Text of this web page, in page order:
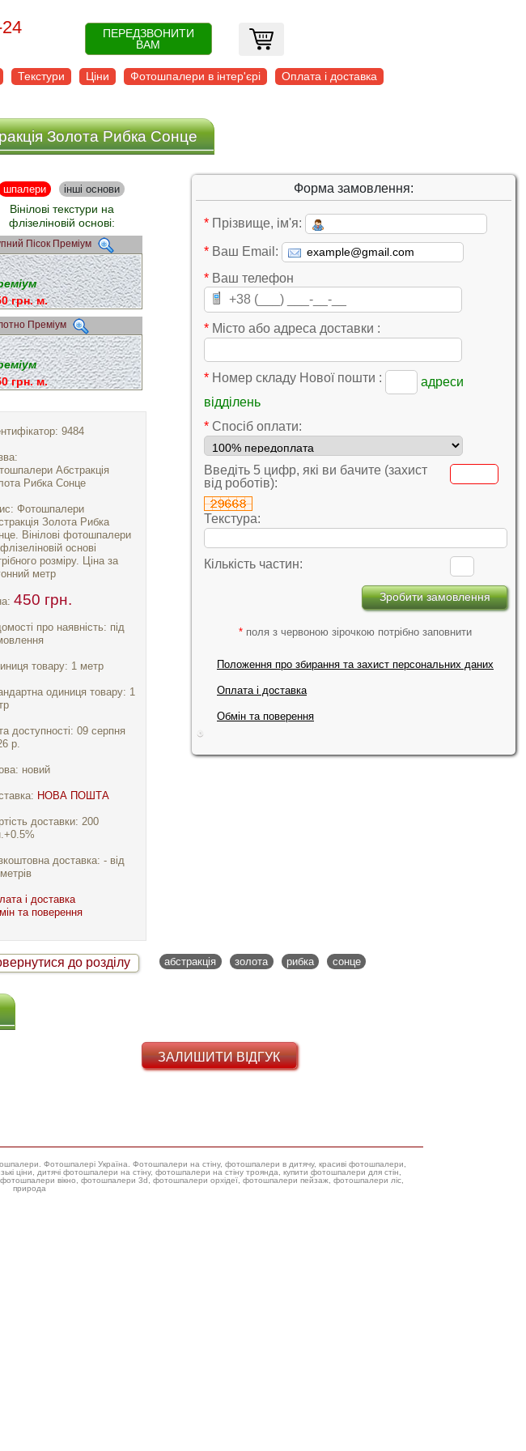
ПЕРЕДЗВОНИТИ
ВАМ
Текстури Ціни Фотошпалери в інтер'єрі
Оплата і доставка
Золота Рибка Сонце
шпалери інші основи
Вінілові текстури на
флізеліновій основі:
Пісок Преміум
грн. м.
Преміум
грн. м.
9484
Абстракція
Рибка Сонце
Фотошпалери
Золота Рибка
Вінілові фотошпалери
основі
розміру. Ціна за
метр
450 грн.
про наявність: під
товару: 1 метр
одиниця товару: 1
доступності: 09 серпня
р.
новий
НОВА ПОШТА
доставки: 200
доставка: - від
і доставка
та поверення
Форма замовлення:
* Прізвище, ім'я:
* Ваш Email:
* Ваш телефон
* Місто або адреса доставки :
* Номер складу Нової пошти :
адреси
відділень
* Cпосіб оплати:
Введіть 5 цифр, які ви бачите (захист
від роботів):
Текстура:
Кількість частин:
* поля з червоною зірочкою потрібно заповнити
Положення про збирання та захист персональних даних
Оплата і доставка
Обмін та поверення
до розділу абстракція золота рибка сонце
ЗАЛИШИТИ ВІДГУК
Фотошпалері Україна. Фотошпалери на стіну, фотошпалери в дитячу, красиві фотошпалери,
для стін,
вікно, фотошпалери 3d, фотошпалери орхідеї, фотошпалери пейзаж, фотошпалери ліс,
природа